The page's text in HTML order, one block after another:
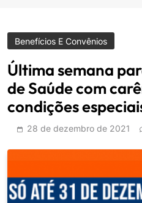
Região Fiscal
Benefícios E Convênios
Última semana
de Saúde com
condições
28 de dezembro de 2021